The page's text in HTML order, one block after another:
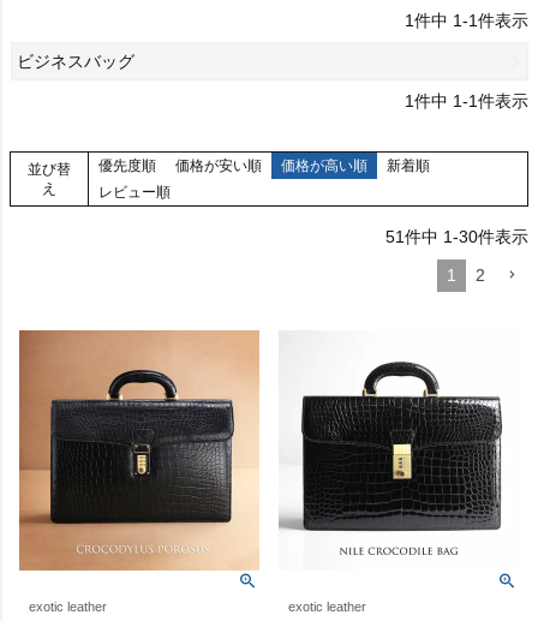
1件中 1-1件表示
ビジネスバッグ
1件中 1-1件表示
並び替
え
優先度順 価格が安い順 価格が高い順
新着順
レビュー順
51件中 1-30件表示
1
2
exotic leather exotic leather